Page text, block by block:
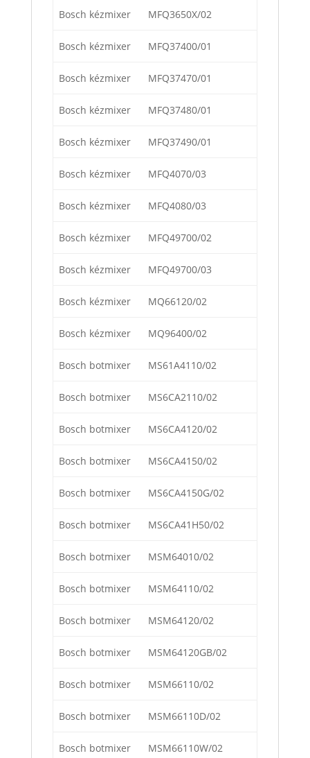
Bosch kézmixer MFQ3650X/02
Bosch kézmixer MFQ37400/01
Bosch kézmixer MFQ37470/01
Bosch kézmixer MFQ37480/01
Bosch kézmixer MFQ37490/01
Bosch kézmixer MFQ4070/03
Bosch kézmixer MFQ4080/03
Bosch kézmixer MFQ49700/02
Bosch kézmixer MFQ49700/03
Bosch kézmixer MQ66120/02
Bosch kézmixer MQ96400/02
Bosch botmixer MS61A4110/02
Bosch botmixer MS6CA2110/02
Bosch botmixer MS6CA4120/02
Bosch botmixer MS6CA4150/02
Bosch botmixer MS6CA4150G/02
Bosch botmixer MS6CA41H50/02
Bosch botmixer MSM64010/02
Bosch botmixer MSM64110/02
Bosch botmixer MSM64120/02
Bosch botmixer MSM64120GB/02
Bosch botmixer MSM66110/02
Bosch botmixer MSM66110D/02
Bosch botmixer MSM66110W/02